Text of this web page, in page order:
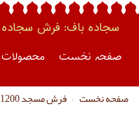
سجاده باف: فرش
صفحه نخست محصولات
صفحه نخست فرش مسجد 1200 شانه